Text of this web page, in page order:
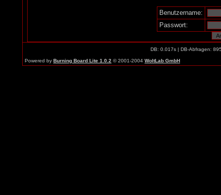
Benutzername:
Passwort:
DB: 0.017s | DB-Abfragen:
Powered by Burning Board Lite 1.0.2 © 2001-2004 WoltLab GmbH